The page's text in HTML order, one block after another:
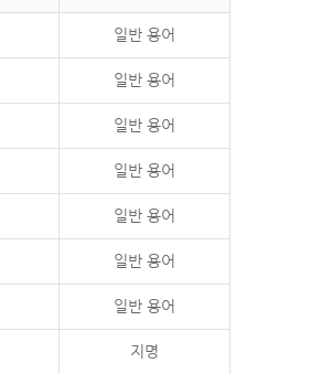
일반 용어
일반 용어
일반 용어
일반 용어
일반 용어
일반 용어
일반 용어
지명